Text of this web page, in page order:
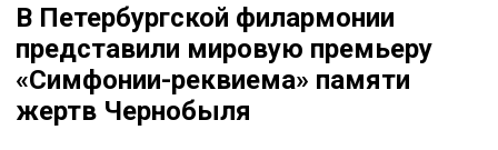
В Петербургской филармонии
представили мировую премьеру
«Симфонии-реквиема» памяти
жертв Чернобыля